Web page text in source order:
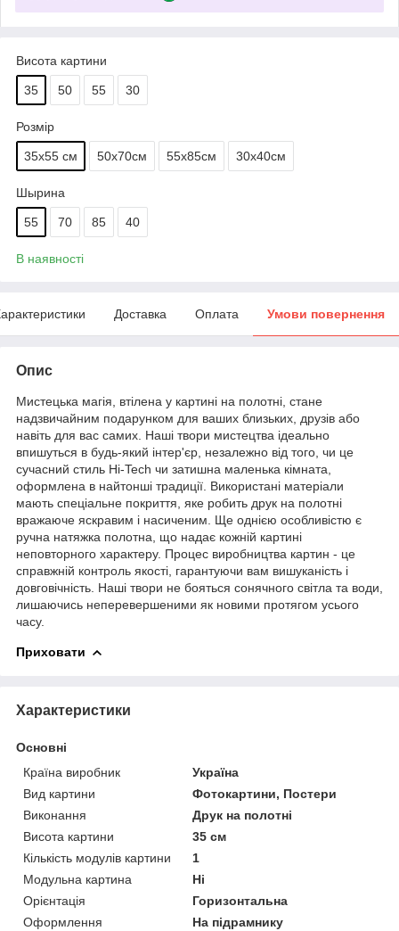
Висота картини
35 50 55 30
Розмір
35х55 см 50х70см 55х85см 30х40см
Шырина
55 70 85 40
В наявності
Доставка Оплата Умови повернення
Опис
Мистецька магія, втілена у картині на полотні, стане
надзвичайним подарунком для ваших близьких, друзів або
навіть для вас самих. Наші твори мистецтва ідеально
впишуться в будь-який інтер'єр, незалежно від того, чи це
сучасний стиль Hi-Tech чи затишна маленька кімната,
оформлена в найтонші традиції. Використані матеріали
мають спеціальне покриття, яке робить друк на полотні
вражаюче яскравим і насиченим. Ще однією особливістю є
ручна натяжка полотна, що надає кожній картині
неповторного характеру. Процес виробництва картин - це
справжній контроль якості, гарантуючи вам вишуканість і
довговічність. Наші твори не бояться сонячного світла та води,
лишаючись неперевершеними як новими протягом усього
часу.
Приховати
Характеристики
Основні
Країна виробник
Україна
Вид картини
Фотокартини, Постери
Виконання
Друк на полотні
Висота картини
35 см
Кількість модулів картини
1
Модульна картина
Ні
Орієнтація
Горизонтальна
Оформлення
На підрамнику